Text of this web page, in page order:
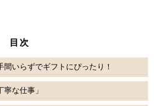
目次
いらずでギフトにぴったり！
な仕事」